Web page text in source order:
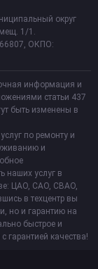
округ
1/1.
ОКПО:
информация и
статьи 437
быть изменены в
по ремонту и
и
наших услуг в
ЦАО, САО, СВАО,
в техцентр вы
но и гарантию на
быстрое и
гарантией качества!